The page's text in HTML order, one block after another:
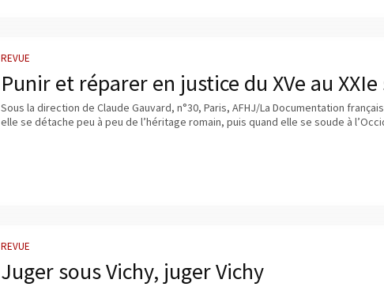
REVUE
Punir et réparer en justice du XVe au XXIe
Sous la direction de Claude Gauvard, n°30, Paris, AFHJ/La Documentation
elle se détache peu à peu de l’héritage romain, puis quand elle se soude à
REVUE
Juger sous Vichy, juger Vichy